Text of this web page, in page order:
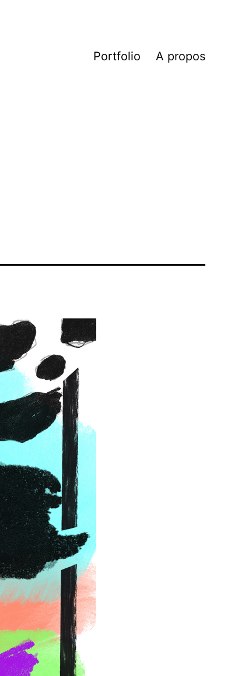
Portfolio A propos